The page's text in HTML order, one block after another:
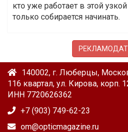
кто уже работает в этой
только собирается начинать.
140002, г. Люберцы,
116 квартал, ул. Кирова, корп.
ИНН 7720626362
+7 (903) 749-62-23
om@opticmagazine.ru